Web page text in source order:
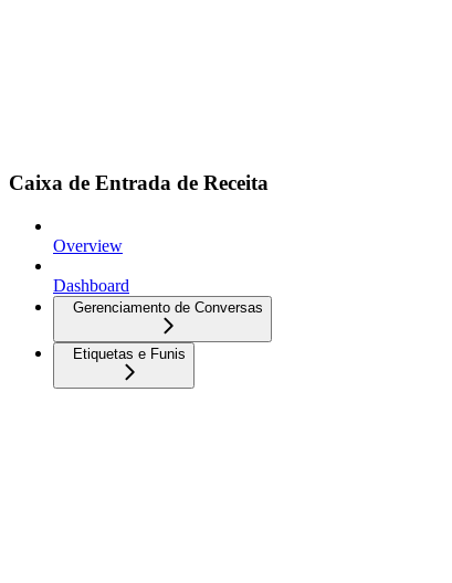
Caixa de Entrada de Receita
Overview
Dashboard
Gerenciamento de Conversas
Etiquetas e Funis